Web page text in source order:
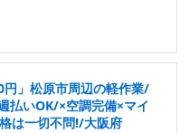
」松原市周辺の軽作業/
払いOK/×空調完備×マイ
は一切不問!/大阪府